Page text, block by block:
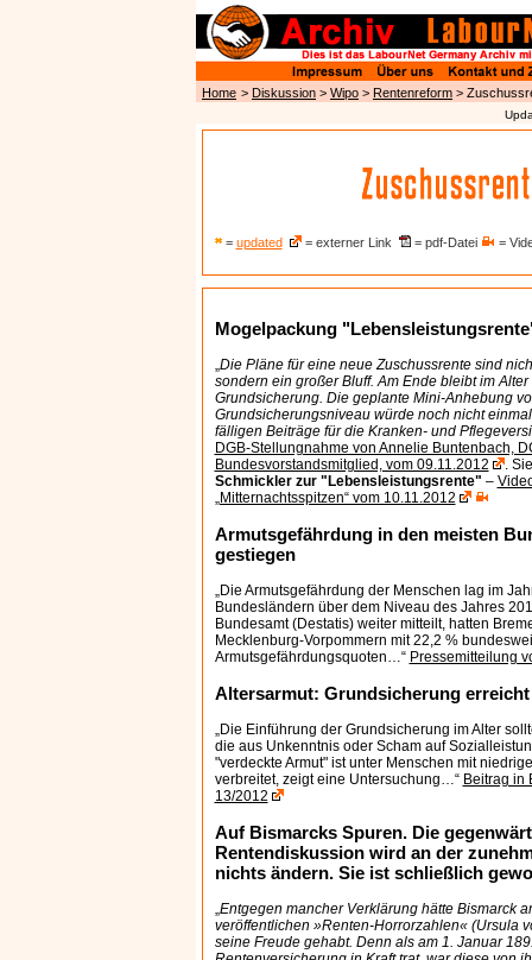
Home > Diskussion > Wipo > Rentenreform >
= updated = externer Link = pdf-Datei =
Mogelpackung
„Die Pläne für eine neue Zuschussrente sind
sondern ein großer Bluff. Am Ende bleibt im
Grundsicherung. Die geplante Mini-Anhebung
Grundsicherungsniveau würde noch nicht
fälligen Beiträge für die Kranken- und
DGB-Stellungnahme von Annelie Buntenbach,
Bundesvorstandsmitglied, vom 09.11.2012
.
Schmickler zur "Lebensleistungsrente" –
„Mitternachtsspitzen“ vom 10.11.2012
Armutsgefährdung in den meisten
gestiegen
„Die Armutsgefährdung der Menschen lag im
Bundesländern über dem Niveau des Jahres
Bundesamt (Destatis) weiter mitteilt, hatten
Mecklenburg-Vorpommern mit 22,2 %
Armutsgefährdungsquoten…“ Pressemitteilung
Altersarmut: Grundsicherung
„Die Einführung der Grundsicherung im Alter
die aus Unkenntnis oder Scham auf
"verdeckte Armut" ist unter Menschen mit
verbreitet, zeigt eine Untersuchung…“ Beitrag in
13/2012
Auf Bismarcks Spuren. Die
Rentendiskussion wird an der
nichts ändern. Sie ist schließlich
„Entgegen mancher Verklärung hätte Bismarck
veröffentlichen »Renten-Horrorzahlen« (Ursula
seine Freude gehabt. Denn als am 1. Januar